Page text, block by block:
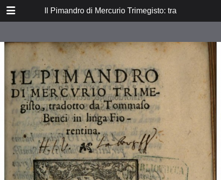
Il Pimandro di Mercurio Trimegisto: tradotto da
DOWNLOAD
TABLE OF CONTENTS
Al molto reveren M. Pier Francesco
Riccio
Calcidio nella ultima parte del suo
secondo libro dice di Mercurio
Trimegisto Cosí
Al nobile et preclaro
Testimonanza di raziel sopra
Mercurio Trimegisto